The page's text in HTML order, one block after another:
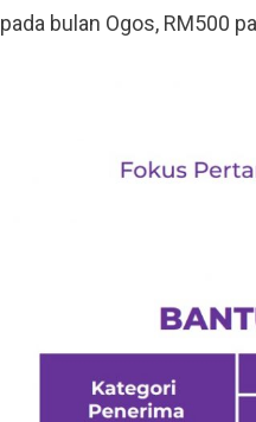
pada bulan Ogos, RM500